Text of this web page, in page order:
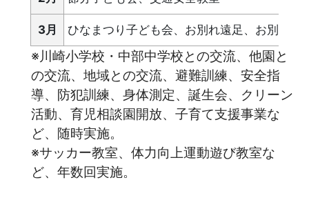
3月 ひなまつり子ども会、お別れ遠足、お別れ会
※川崎小学校・中部中学校との交流、他園と
の交流、地域との交流、避難訓練、安全指
導、防犯訓練、身体測定、誕生会、クリーン
活動、育児相談園開放、子育て支援事業な
ど、随時実施。
※サッカー教室、体力向上運動遊び教室な
ど、年数回実施。